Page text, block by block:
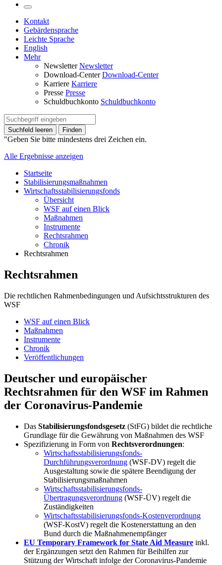
Kontakt
Gebärdensprache
Leichte Sprache
English
Mehr
Newsletter Newsletter
Download-Center Download-Center
Karriere Karriere
Presse Presse
Schuldbuchkonto Schuldbuchkonto
Suchfeld leeren Finden
"Geben Sie bitte mindestens drei Zeichen ein.
Alle Ergebnisse anzeigen
Startseite
Stabilisierungsmaßnahmen
Wirtschaftsstabilisierungsfonds
Übersicht
WSF auf einen Blick
Maßnahmen
Instrumente
Rechtsrahmen
Chronik
Rechtsrahmen
Rechtsrahmen
Die rechtlichen Rahmenbedingungen und Aufsichtsstrukturen des
WSF
WSF auf einen Blick
Maßnahmen
Instrumente
Chronik
Veröffentlichungen
Deutscher und europäischer
Rechtsrahmen für den WSF im Rahmen
der Coronavirus-Pandemie
Das Stabilisierungsfondsgesetz (StFG) bildet die rechtliche
Grundlage für die Gewährung von Maßnahmen des WSF
Spezifizierung in Form von Rechtsverordnungen:
Wirtschaftsstabilisierungsfonds-
Durchführungsverordnung (WSF-DV) regelt die
Ausgestaltung sowie die spätere Beendigung der
Stabilisierungsmaßnahmen
Wirtschaftsstabilisierungsfonds-
Übertragungsverordnung (WSF-ÜV) regelt die
Zuständigkeiten
Wirtschaftsstabilisierungsfonds-Kostenverordnung
(WSF-KostV) regelt die Kostenerstattung an den
Bund durch die Maßnahmenempfänger
EU Temporary Framework for State Aid Measure inkl.
der Ergänzungen setzt den Rahmen für Beihilfen zur
Stützung der Wirtschaft infolge der Coronavirus-Pandemie